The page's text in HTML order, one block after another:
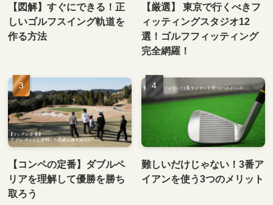
【図解】すぐにできる！正
しいゴルフスイング軌道を
作る方法
【厳選】 東京で行くべきフ
ィッティングスタジオ12
選！ゴルフフィッティング
完全網羅！
【コンペの定番】ダブルペ
リアを理解して優勝を勝ち
取ろう
難しいだけじゃない！3番ア
イアンを使う3つのメリット